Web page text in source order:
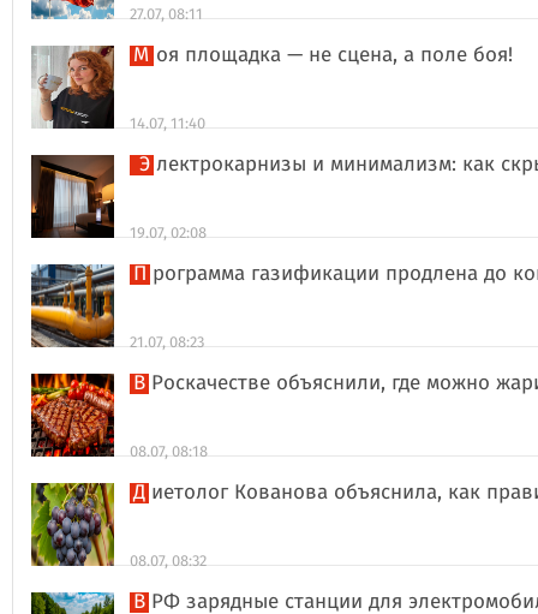
27.07, 08:11
Моя площадка — не сцена, а поле боя!
14.07, 11:40
Электрокарнизы и минимализм: как
19.07, 02:08
Программа газификации продлена до
21.07, 08:23
В Роскачестве объяснили, где можно
08.07, 08:18
Диетолог Кованова объяснила, как
08.07, 08:32
В РФ зарядные станции для